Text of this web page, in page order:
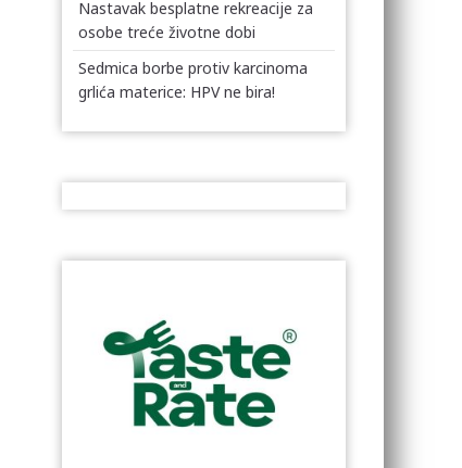
Nastavak besplatne rekreacije za
osobe treće životne dobi
Sedmica borbe protiv karcinoma
grlića materice: HPV ne bira!